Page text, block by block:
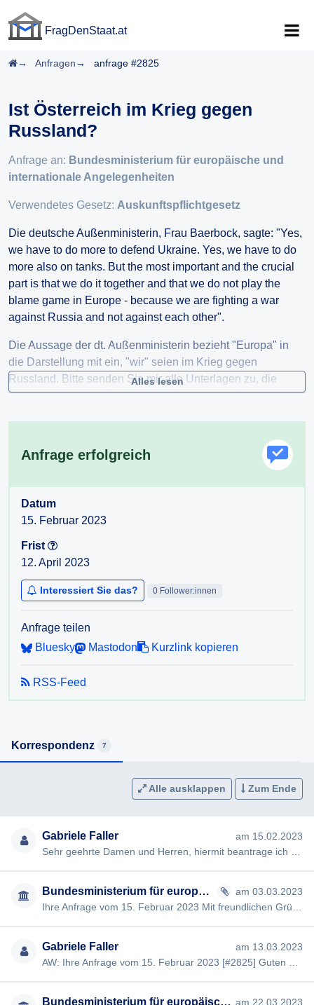
FragDenStaat.at
Startseite
Anfragen anfrage #2825
Ist Österreich im Krieg gegen
Russland?
Anfrage an: Bundesministerium für europäische und
internationale Angelegenheiten
Verwendetes Gesetz: Auskunftspflichtgesetz
Die deutsche Außenministerin, Frau Baerbock, sagte: "Yes,
we have to do more to defend Ukraine. Yes, we have to do
more also on tanks. But the most important and the crucial
part is that we do it together and that we do not play the
blame game in Europe - because we are fighting a war
against Russia and not against each other".
Die Aussage der dt. Außenministerin bezieht "Europa" in
die Darstellung mit ein, "wir" seien im Krieg gegen
Russland. Bitte senden Sie mir alle Unterlagen zu, die
belegen, dass sich Österreich im Krieg gegen Russland
es sich um ein Missverständnis handeln, ersuche ich
höflichst um eine klare Distanzierung von der Aussage von
Alles lesen
Anfrage erfolgreich
Datum
15. Februar 2023
Frist
12. April 2023
Interessiert Sie das? 0 Follower:innen
Anfrage teilen
Bluesky
Mastodon Kurzlink kopieren
RSS-Feed
Korrespondenz 7
Alle ausklappen Zum Ende
Gabriele Faller
am 15.02.2023
Bundesministerium für europäische und internationale Angelegenheiten
am 03.03.2023
Gabriele Faller
am 13.03.2023
Bundesministerium für europäische und internationale Angelegenheiten am 22.03.2023